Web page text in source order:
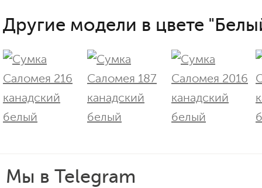
Другие модели в цвете
Мы в Telegram